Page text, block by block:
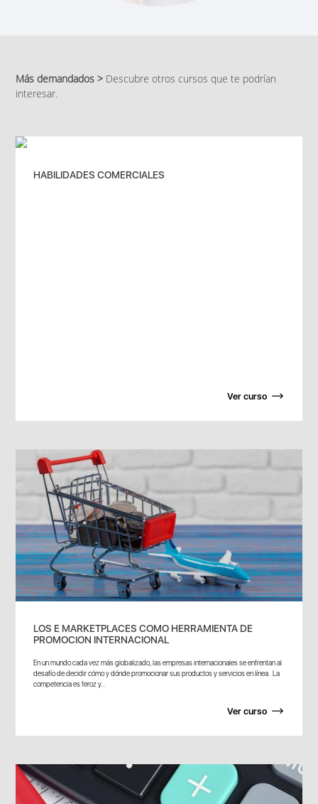
Más demandados > Descubre otros cursos que te podrían
interesar.
HABILIDADES COMERCIALES
Ver curso
LOS E MARKETPLACES COMO HERRAMIENTA DE
PROMOCION INTERNACIONAL
En un mundo cada vez más globalizado, las empresas internacionales se enfrentan al
desafío de decidir cómo y dónde promocionar sus productos y servicios en línea. La
competencia es feroz y...
Ver curso